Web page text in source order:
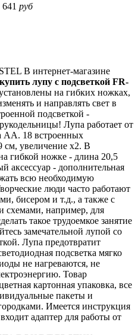
641 руб
В интернет-магазине
купить лупу с подсветкой FR-
на гибких ножках,
и направлять свет в
подсветкой -
Лупа работает от
АА. 18 встроенных
см, увеличение х2. В
гибкой ножке - длина 20,5
аксессуар - дополнительная
всю необходимую
люди часто работают
бисером и т.д., а также с
схемами, например, для
такое трудоемкое занятие
замечательной лупой со
Лупа предотвратит
подсветка мягко
не нагреваются, не
Товар
картонная упаковка, все
пакеты и
Имеется инструкция
адаптер для работы от